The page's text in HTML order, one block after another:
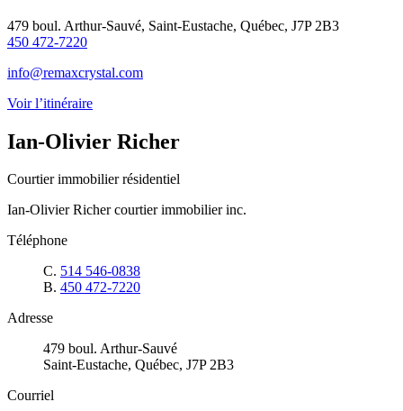
479 boul. Arthur-Sauvé, Saint-Eustache, Québec, J7P 2B3
450 472-7220
info@remaxcrystal.com
Voir l’itinéraire
Ian-Olivier Richer
Courtier immobilier résidentiel
Ian-Olivier Richer courtier immobilier inc.
Téléphone
C. 514 546-0838
B. 450 472-7220
Adresse
479 boul. Arthur-Sauvé
Saint-Eustache, Québec, J7P 2B3
Courriel